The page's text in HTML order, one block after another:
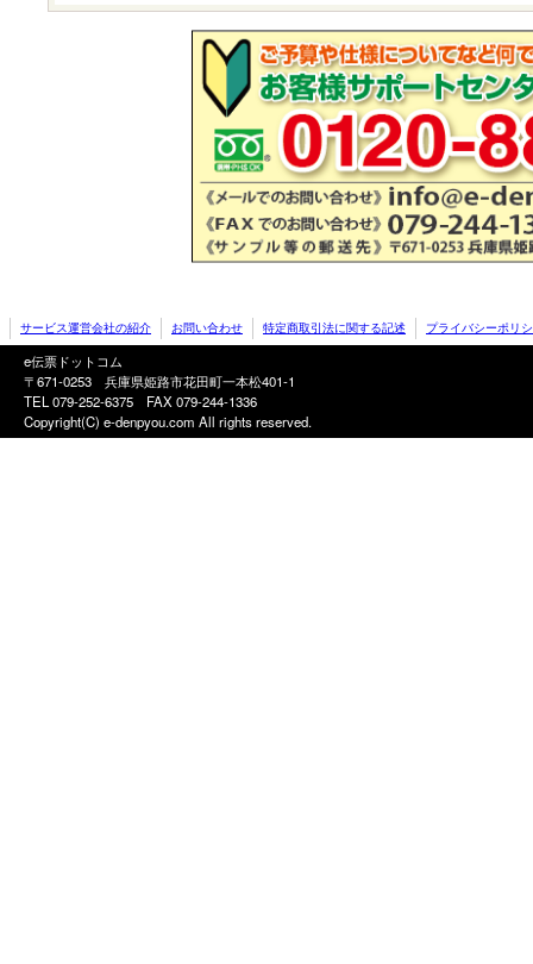
サービス運営会社の紹介 お問い合わせ 特定商取引法に関する記述 プライバシーポリ
e伝票ドットコム
〒671-0253 兵庫県姫路市花田町一本松401-1
TEL 079-252-6375 FAX 079-244-1336
Copyright(C) e-denpyou.com All rights reserved.